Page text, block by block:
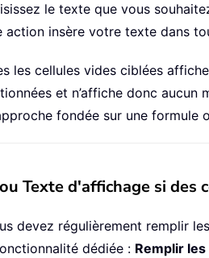
le texte que vous
action insère votre texte dans
les cellules vides ciblées
et n’affiche donc
fondée sur une formule
Texte d'affichage si des
devez régulièrement remplir
dédiée : Remplir